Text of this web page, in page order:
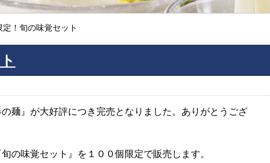
定！旬の味覚セット
麺』が大好評につき完売となりました。ありがとうござ
の味覚セット』を１００個限定で販売します。